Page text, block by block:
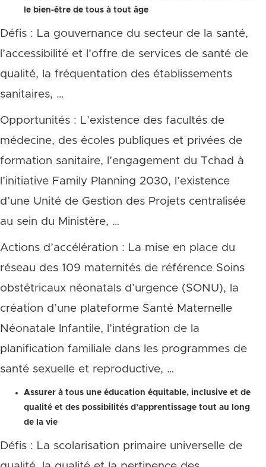
le bien-être de tous à tout âge
Défis : La gouvernance du secteur de la santé,
l’accessibilité et l’offre de services de santé de
qualité, la fréquentation des établissements
sanitaires, …
Opportunités : L’existence des facultés de
médecine, des écoles publiques et privées de
formation sanitaire, l’engagement du Tchad à
l’initiative Family Planning 2030, l’existence
d’une Unité de Gestion des Projets centralisée
au sein du Ministère, …
Actions d’accélération : La mise en place du
réseau des 109 maternités de référence Soins
obstétricaux néonatals d’urgence (SONU), la
création d’une plateforme Santé Maternelle
Néonatale Infantile, l’intégration de la
planification familiale dans les programmes de
santé sexuelle et reproductive, …
Assurer à tous une éducation équitable, inclusive et de
qualité et des possibilités d’apprentissage tout au long
de la vie
Défis : La scolarisation primaire universelle de